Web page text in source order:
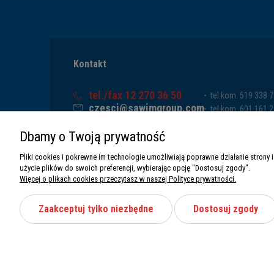
Kontakt
tel./fax 12 270 36 50
czesci@sawimgroup.com
32-080 Zabierzów
NIP: 5130284470
REGON: 5246591010
tel.kom. 519 338
tel.kom. 601 161
Dbamy o Twoją prywatność
Pliki cookies i pokrewne im technologie umożliwiają poprawne działanie
użycie plików do swoich preferencji, wybierając opcję "Dostosuj zgody".
Więcej o plikach cookies przeczytasz w naszej Polityce prywatności.
Zaakceptuj tylko niezbędne Dostosuj zgody